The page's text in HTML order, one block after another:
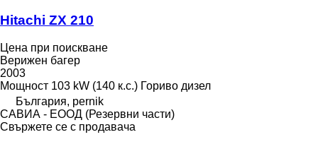
Hitachi ZX 210
Цена при поискване
Верижен багер
2003
Мощност 103 kW (140 к.с.) Гориво дизел
България, pernik
САВИА - ЕООД (Резервни части)
Свържете се с продавача